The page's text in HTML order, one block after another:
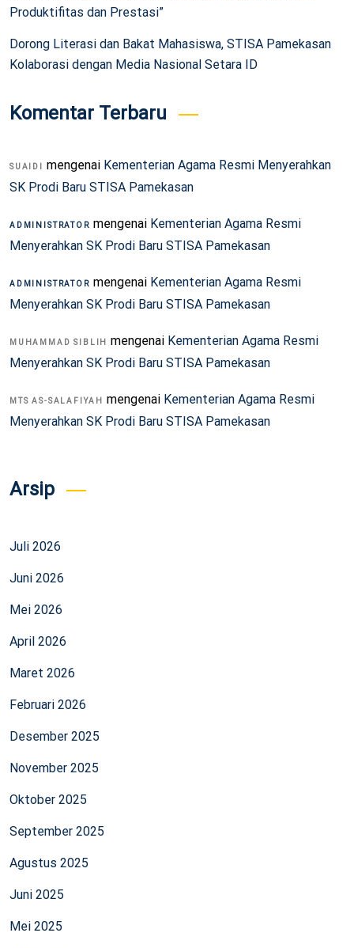
Produktifitas dan Prestasi”
Dorong Literasi dan Bakat Mahasiswa, STISA Pamekasan
Kolaborasi dengan Media Nasional Setara ID
Komentar Terbaru
SUAIDI mengenai Kementerian Agama Resmi Menyerahkan
SK Prodi Baru STISA Pamekasan
ADMINISTRATOR mengenai Kementerian Agama Resmi
Menyerahkan SK Prodi Baru STISA Pamekasan
ADMINISTRATOR mengenai Kementerian Agama Resmi
Menyerahkan SK Prodi Baru STISA Pamekasan
MUHAMMAD SIBLIH mengenai Kementerian Agama Resmi
Menyerahkan SK Prodi Baru STISA Pamekasan
MTS AS-SALAFIYAH mengenai Kementerian Agama Resmi
Menyerahkan SK Prodi Baru STISA Pamekasan
Arsip
Juli 2026
Juni 2026
Mei 2026
April 2026
Maret 2026
Februari 2026
Desember 2025
November 2025
Oktober 2025
September 2025
Agustus 2025
Juni 2025
Mei 2025